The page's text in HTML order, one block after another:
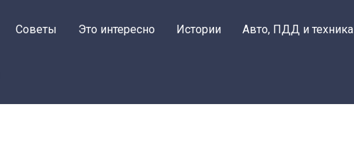
Советы Это интересно Истории Авто, ПДД и техника